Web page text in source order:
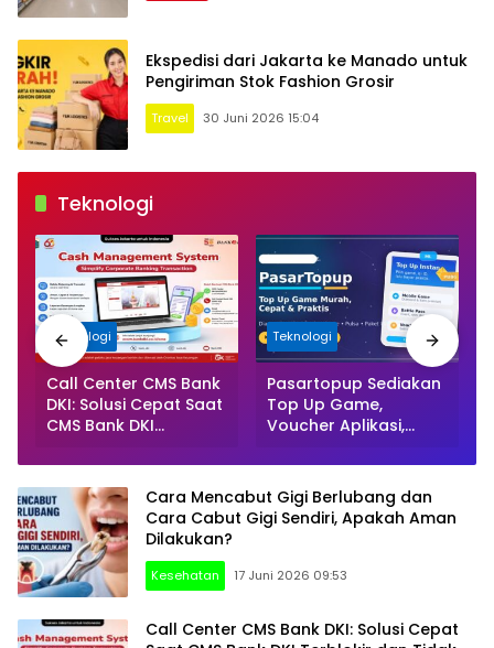
Ekspedisi dari Jakarta ke Manado untuk
Pengiriman Stok Fashion Grosir
Travel 30 Juni 2026 15:04
Gawoh.com
– Informasi
Berita
Terkini
Lampung
Indonesia
Teknologi
Teknologi
Call Center CMS Bank
DKI: Solusi Cepat Saat
CMS Bank DKI
Bisa Login
Teknologi
Pasartopup Sediakan
Top Up Game,
Voucher Aplikasi,
Cara Mencabut Gigi Berlubang dan
Cara Cabut Gigi Sendiri, Apakah Aman
Dilakukan?
Kesehatan 17 Juni 2026 09:53
Call Center CMS Bank DKI: Solusi Cepat